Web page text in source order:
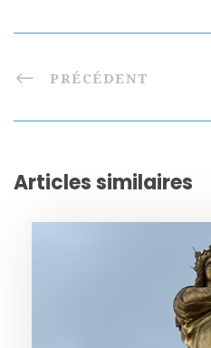
PRÉCÉDENT
Articles similaires